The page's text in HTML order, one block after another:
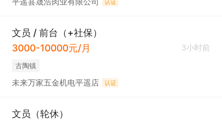
认证
文员 / 前台（+社保）
3000-10000元/月
3小时前
古陶镇
未来万家五金机电平遥店 认证
文员（轮休）